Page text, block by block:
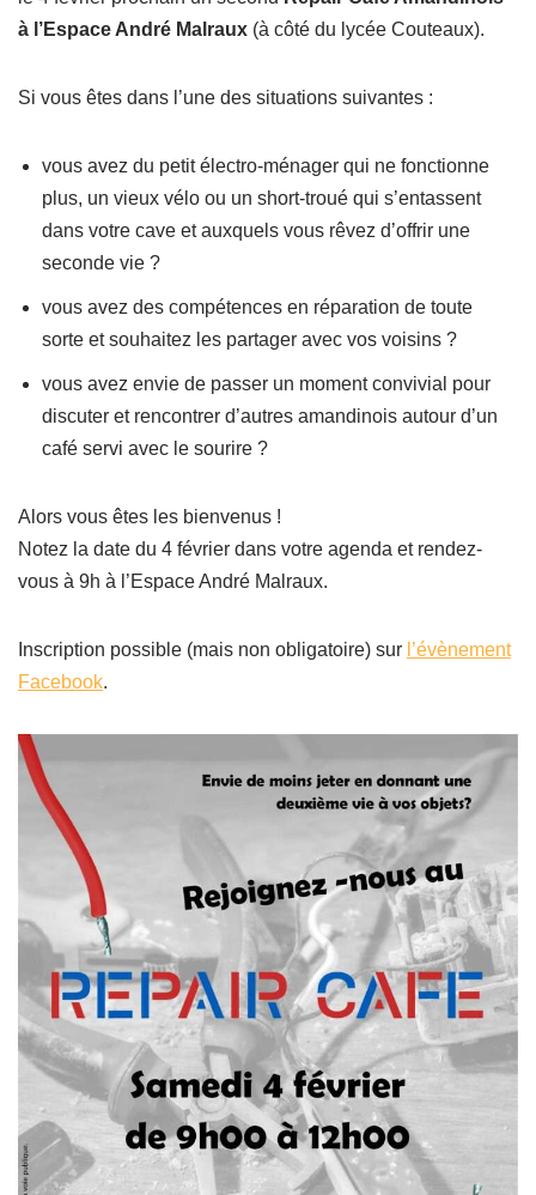
à l’Espace André Malraux (à côté du lycée Couteaux).
Si vous êtes dans l’une des situations suivantes :
vous avez du petit électro-ménager qui ne fonctionne
plus, un vieux vélo ou un short-troué qui s’entassent
dans votre cave et auxquels vous rêvez d’offrir une
seconde vie ?
vous avez des compétences en réparation de toute
sorte et souhaitez les partager avec vos voisins ?
vous avez envie de passer un moment convivial pour
discuter et rencontrer d’autres amandinois autour d’un
café servi avec le sourire ?
Alors vous êtes les bienvenus !
Notez la date du 4 février dans votre agenda et rendez-
vous à 9h à l’Espace André Malraux.
Inscription possible (mais non obligatoire) sur l’évènement
Facebook.